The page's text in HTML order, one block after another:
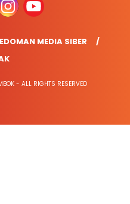
MEDIA SIBER
- ALL RIGHTS RESERVED